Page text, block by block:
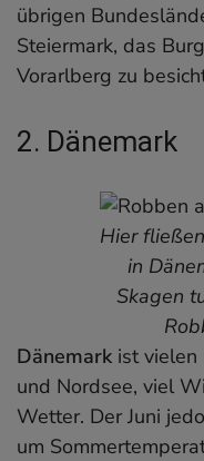
übrigen
Steiermark, das
Vorarlberg zu
2. Dänemark
Hier
in
Skagen
Dänemark ist vielen
und Nordsee, viel
Wetter. Der Juni
um